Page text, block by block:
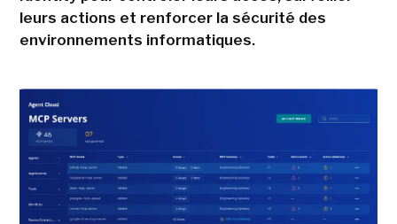
leurs actions et renforcer la sécurité des
environnements informatiques.